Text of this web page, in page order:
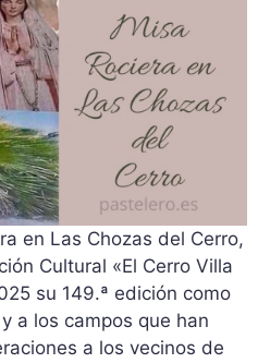
en Las Chozas del Cerro,
Cultural «El Cerro Villa
su 149.ª edición como
a los campos que han
a los vecinos de